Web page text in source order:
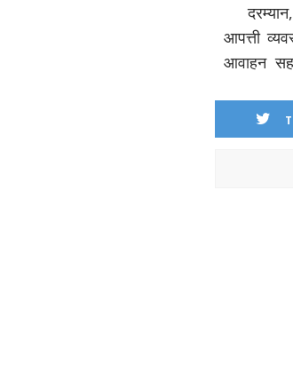
आपत्ती
आवाहन